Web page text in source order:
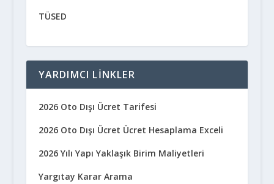
TÜSED
YARDIMCI LINKLER
2026 Oto Dışı Ücret Tarifesi
2026 Oto Dışı Ücret Ücret Hesaplama Exceli
2026 Yılı Yapı Yaklaşık Birim Maliyetleri
Yargıtay Karar Arama